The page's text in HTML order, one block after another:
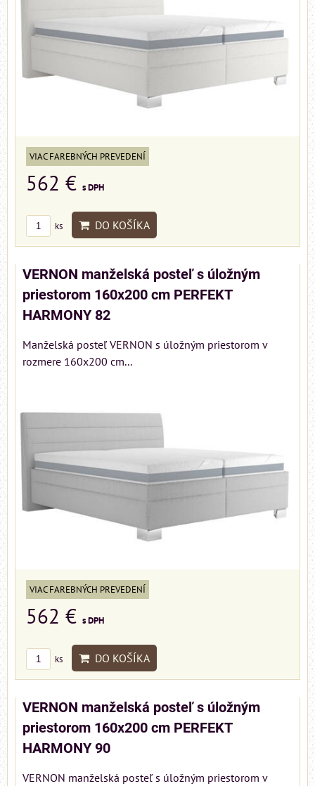
VIAC FAREBNÝCH PREVEDENÍ
562 € s DPH
ks DO KOŠÍKA
VERNON manželská posteľ s úložným
priestorom 160x200 cm PERFEKT
HARMONY 82
Manželská posteľ VERNON s úložným priestorom v
rozmere 160x200 cm...
VIAC FAREBNÝCH PREVEDENÍ
562 € s DPH
ks DO KOŠÍKA
VERNON manželská posteľ s úložným
priestorom 160x200 cm PERFEKT
HARMONY 90
VERNON manželská posteľ s úložným priestorom v